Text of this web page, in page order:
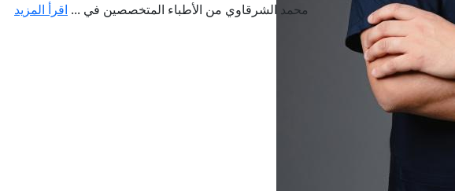
محمد الشرقاوي من الأطباء المتخصصين في ... اقرأ المزيد